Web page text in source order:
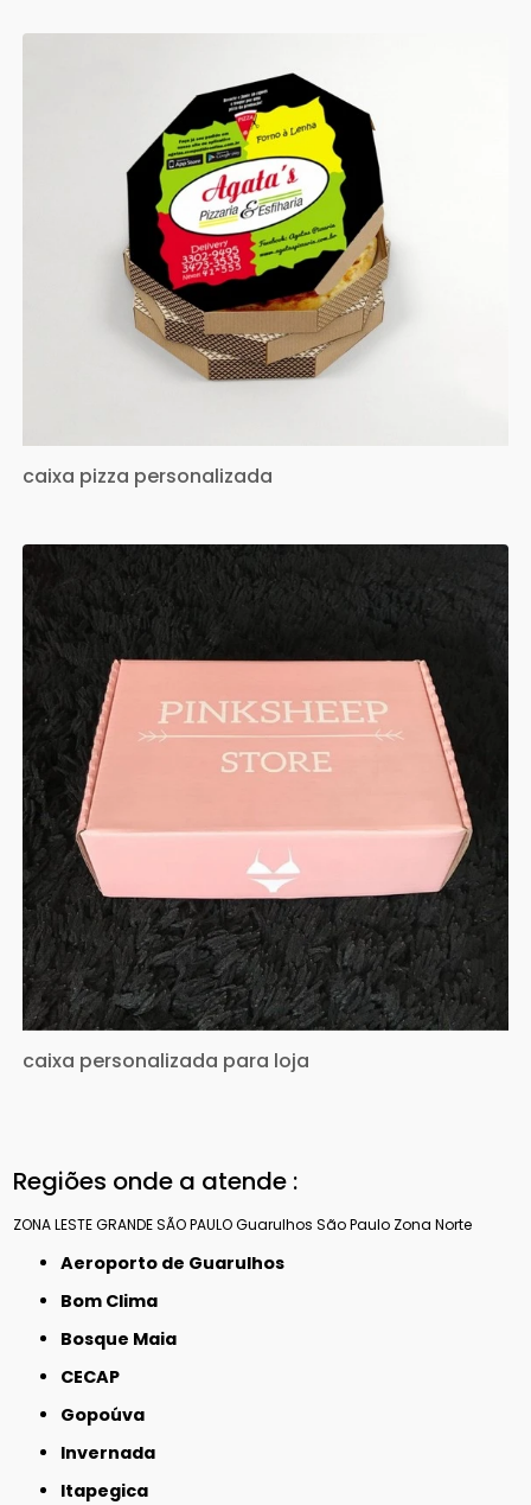
caixa pizza personalizada
caixa personalizada para loja
Regiões onde a atende :
ZONA LESTEGRANDE SÃO PAULOGuarulhos São Paulo Zona Norte
Aeroporto de Guarulhos
Bom Clima
Bosque Maia
CECAP
Gopoúva
Invernada
Itapegica